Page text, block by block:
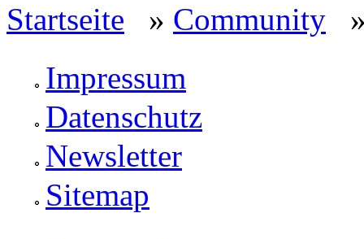
Startseite » Community
Impressum
Datenschutz
Newsletter
Sitemap